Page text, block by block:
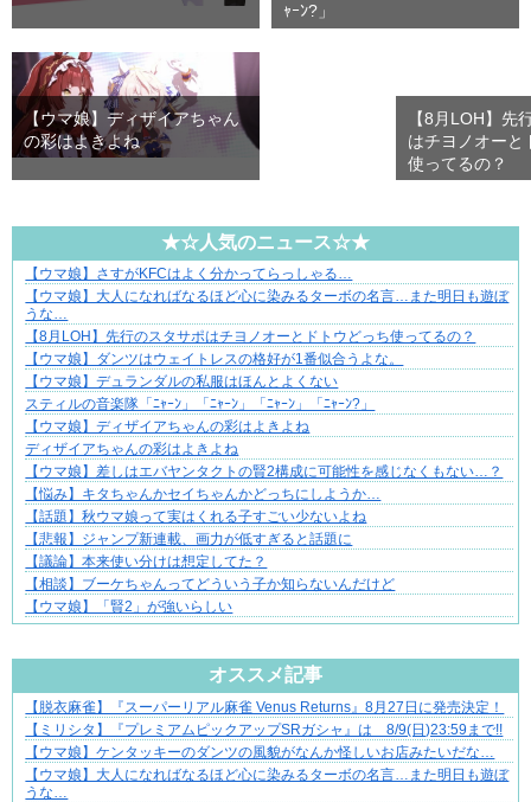
ｬｰﾝ?」
【ウマ娘】ディザイアちゃん
の彩はよきよね
【8月LOH】先
はチヨノオーと
使ってるの？
★☆人気のニュース☆★
分かり合えているはずの夫が、一番遠い
【ウマ娘】さすがKFCはよく分かってらっしゃる…
【ウマ娘】大人になればなるほど心に染みるターボの名言…また明日も遊ぼ
うな…
【8月LOH】先行のスタサポはチヨノオーとドトウどっち使ってるの？
【ウマ娘】ダンツはウェイトレスの格好が1番似合うよな。
【ウマ娘】デュランダルの私服はほんとよくない
スティルの音楽隊「ﾆｬｰﾝ」「ﾆｬｰﾝ」「ﾆｬｰﾝ」「ﾆｬｰﾝ?」
【ウマ娘】ディザイアちゃんの彩はよきよね
ディザイアちゃんの彩はよきよね
【ウマ娘】差しはエバヤンタクトの賢2構成に可能性を感じなくもない…？
【悩み】キタちゃんかセイちゃんかどっちにしようか…
【話題】秋ウマ娘って実はくれる子すごい少ないよね
【悲報】ジャンプ新連載、画力が低すぎると話題に
【議論】本来使い分けは想定してた？
【相談】ブーケちゃんってどういう子か知らないんだけど
【ウマ娘】「賢2」が強いらしい
オススメ記事
不器用な二人が辿り着いた、切なく温かい恋物語
【脱衣麻雀】『スーパーリアル麻雀 Venus Returns』8月27日に発売決定！
【ミリシタ】『プレミアムピックアップSRガシャ』は 8/9(日)23:59まで!!
【ウマ娘】ケンタッキーのダンツの風貌がなんか怪しいお店みたいだな…
【ウマ娘】大人になればなるほど心に染みるターボの名言…また明日も遊ぼ
うな…